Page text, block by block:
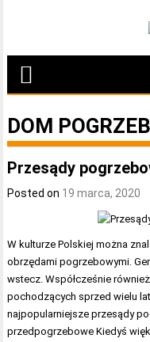
DOM
Przesądy
Posted on 19 marca, 2020
W kulturze Polskiej można
obrzędami pogrzebowymi.
wstecz. Współcześnie
pochodzących sprzed wielu
najpopularniejsze przesądy
przedpogrzebowe Kiedyś